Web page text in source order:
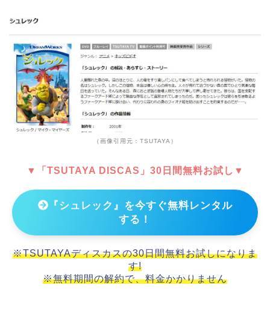
（画像引用元：TSUTAYA）
▼「TSUTAYA DISCAS」30日間無料お試し▼
『シュレック』を今すぐ無料レンタル
する！
※TSUTAYAディスカスの30日間無料お試しになりま
す!
※無料期間の解約で、料金かかりません